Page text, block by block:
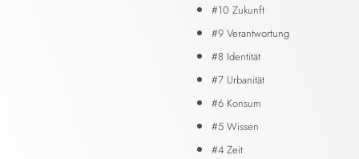
#10 Zukunft
#9 Verantwortung
#8 Identität
#7 Urbanität
#6 Konsum
#5 Wissen
#4 Zeit